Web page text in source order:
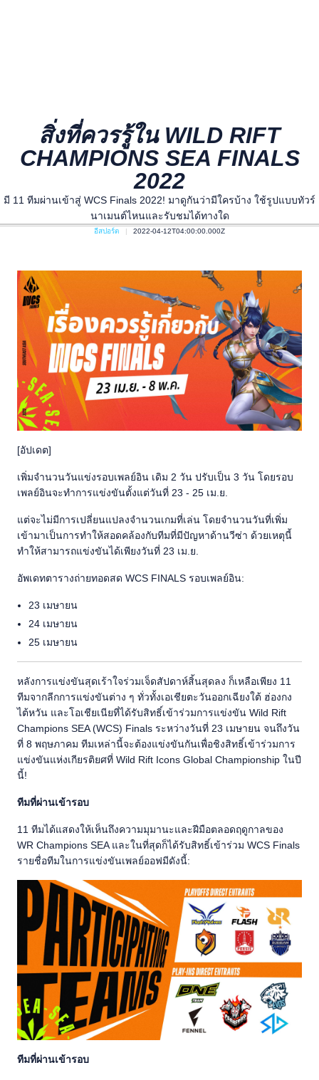
สิ่งที่ควรรู้ใน WILD RIFT
CHAMPIONS SEA FINALS
2022
มี 11 ทีมผ่านเข้าสู่ WCS Finals 2022! มาดูกันว่ามีใครบ้าง ใช้รูปแบบทัวร์
นาเมนต์ไหนและรับชมได้ทางใด
อีสปอร์ต 2022-04-12T04:00:00.000Z
[อัปเดต]
เพิ่มจำนวนวันแข่งรอบเพลย์อิน เดิม 2 วัน ปรับเป็น 3 วัน โดยรอบ
เพลย์อินจะทำการแข่งขันตั้งแต่วันที่ 23 - 25 เม.ย.
แต่จะไม่มีการเปลี่ยนแปลงจำนวนเกมที่เล่น โดยจำนวนวันที่เพิ่ม
เข้ามาเป็นการทำให้สอดคล้องกับทีมที่มีปัญหาด้านวีซ่า ด้วยเหตุนี้
ทำให้สามารถแข่งขันได้เพียงวันที่ 23 เม.ย.
อัพเดทตารางถ่ายทอดสด WCS FINALS รอบเพลย์อิน:
23 เมษายน
24 เมษายน
25 เมษายน
หลังการแข่งขันสุดเร้าใจร่วมเจ็ดสัปดาห์สิ้นสุดลง ก็เหลือเพียง 11
ทีมจากลีกการแข่งขันต่าง ๆ ทั่วทั้งเอเชียตะวันออกเฉียงใต้ ฮ่องกง
ไต้หวัน และโอเชียเนียที่ได้รับสิทธิ์เข้าร่วมการแข่งขัน Wild Rift
Champions SEA (WCS) Finals ระหว่างวันที่ 23 เมษายน จนถึงวัน
ที่ 8 พฤษภาคม ทีมเหล่านี้จะต้องแข่งขันกันเพื่อชิงสิทธิ์เข้าร่วมการ
แข่งขันแห่งเกียรติยศที่ Wild Rift Icons Global Championship ในปี
นี้!
ทีมที่ผ่านเข้ารอบ
11 ทีมได้แสดงให้เห็นถึงความมุมานะและฝีมือตลอดฤดูกาลของ
WR Champions SEA และในที่สุดก็ได้รับสิทธิ์เข้าร่วม WCS Finals
รายชื่อทีมในการแข่งขันเพลย์ออฟมีดังนี้:
ทีมที่ผ่านเข้ารอบ